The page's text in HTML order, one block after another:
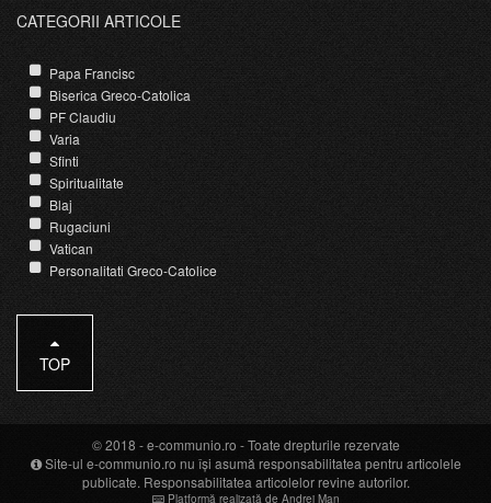
CATEGORII ARTICOLE
Papa Francisc
Biserica Greco-Catolica
PF Claudiu
Varia
Sfinti
Spiritualitate
Blaj
Rugaciuni
Vatican
Personalitati Greco-Catolice
TOP
© 2018 -e-communio.ro - Toate drepturile rezervate
Site-ul e-communio.ro nu își asumă responsabilitatea pentru articolele
publicate. Responsabilitatea articolelor revine autorilor.
Platformă realizată de Andrei Man